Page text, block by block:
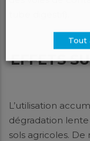
EFFETS
L’utilisation
dégradation
sols agricoles.
Tout